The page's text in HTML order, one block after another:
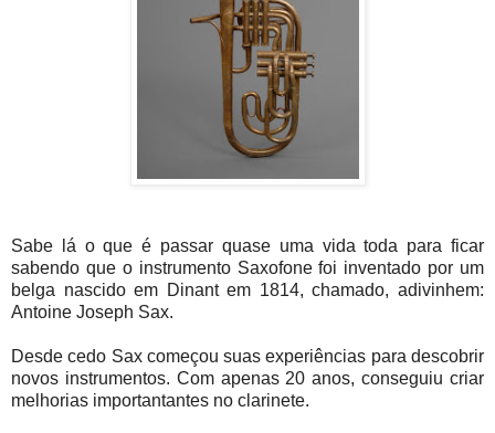
Sabe lá o que é passar quase uma vida toda para ficar
sabendo que o instrumento Saxofone foi inventado por um
belga nascido em Dinant em 1814, chamado, adivinhem:
Antoine Joseph Sax.
Desde cedo Sax começou suas experiências para descobrir
novos instrumentos. Com apenas 20 anos, conseguiu criar
melhorias importantantes no clarinete.